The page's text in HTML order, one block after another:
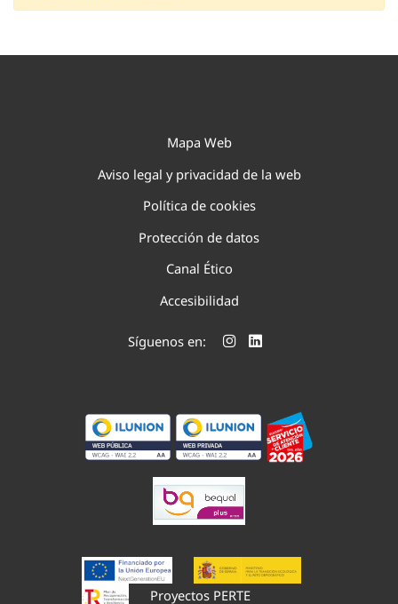
Mapa Web
Aviso legal y privacidad de la web
Política de cookies
Protección de datos
Canal Ético
Accesibilidad
Síguenos en:
Proyectos PERTE